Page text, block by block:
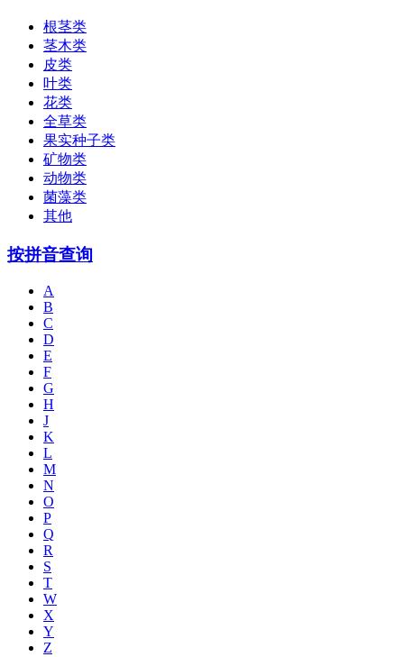
根茎类
茎木类
皮类
叶类
花类
全草类
果实种子类
矿物类
动物类
菌藻类
其他
按拼音查询
A
B
C
D
E
F
G
H
J
K
L
M
N
O
P
Q
R
S
T
W
X
Y
Z